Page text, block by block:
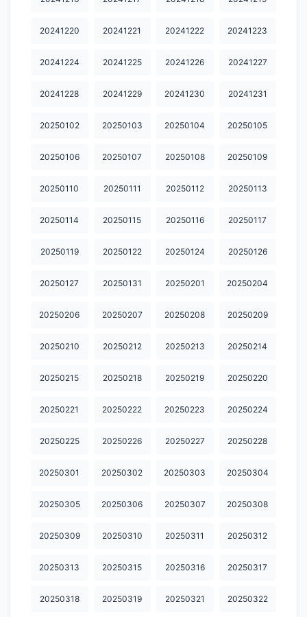
20251126 20251127 20251130 20251201 20251202
20251203 20251205 20251206 20251209 20251210
20251211 20251212 20251213 20251214 20251216
20260115 20260116 20260117 20260118 20260119
20260120 20260124 20260126 20260127 20260128
20260129 20260130 20260201 20260202 20260203
20250225 20260226 20260227 20260228 20260301
20260302 20260303 20260304 20260305 20260306
20260307 20260308 20260309 20260310 20260311
20241220 20241221 20241222 20241223
20241224 20241225 20241226 20241227
20241228 20241229 20241230 20241231
20250102 20250103 20250104 20250105
20250106 20250107 20250108 20250109
20250110 20250111 20250112 20250113
20250114 20250115 20250116 20250117
20250119 20250122 20250124 20250126
20250127 20250131 20250201 20250204
20250206 20250207 20250208 20250209
20250210 20250212 20250213 20250214
20250215 20250218 20250219 20250220
20250221 20250222 20250223 20250224
20250225 20250226 20250227 20250228
20250301 20250302 20250303 20250304
20250305 20250306 20250307 20250308
20250309 20250310 20250311 20250312
20250313 20250315 20250316 20250317
20250318 20250319 20250321 20250322